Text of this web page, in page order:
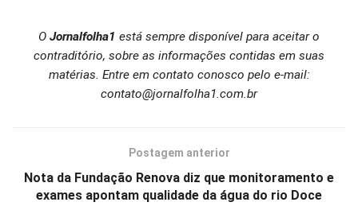
O Jornalfolha1 está sempre disponível para aceitar o
contraditório, sobre as informações contidas em suas
matérias. Entre em contato conosco pelo e-mail:
contato@jornalfolha1.com.br
Postagem anterior
Nota da Fundação Renova diz que monitoramento e
exames apontam qualidade da água do rio Doce